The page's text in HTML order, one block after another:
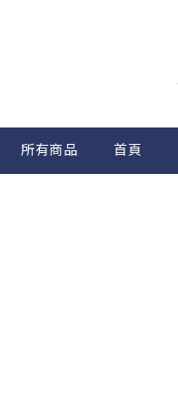
所有商品 首頁